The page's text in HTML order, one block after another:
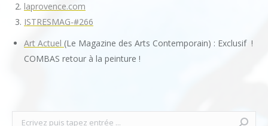
laprovence.com
ISTRESMAG-#266
Art Actuel (Le Magazine des Arts Contemporain) : Exclusif !
COMBAS retour à la peinture !
Recherche